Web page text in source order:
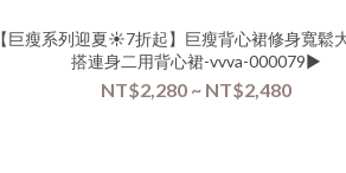
【巨瘦系列迎夏☀️7折起】巨瘦背心裙修身寬鬆
搭連身二用背心裙-vvva-000079▶
NT$2,280 ~ NT$2,480